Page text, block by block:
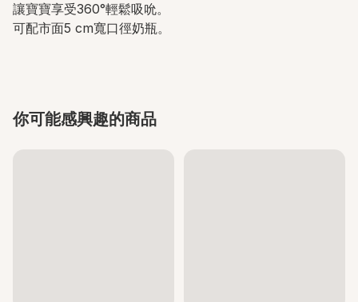
讓寶寶享受360°輕鬆吸吮。
可配市面5 cm寬口徑奶瓶。
你可能感興趣的商品